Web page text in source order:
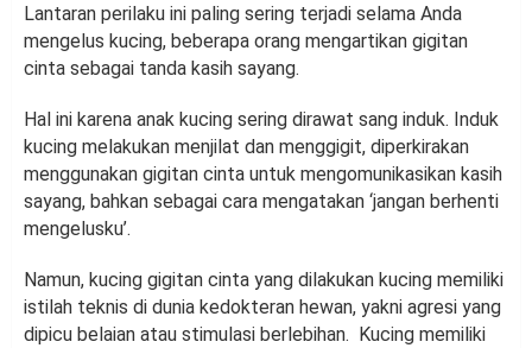
Lantaran perilaku ini paling sering terjadi selama Anda
mengelus kucing, beberapa orang mengartikan gigitan
cinta sebagai tanda kasih sayang.
Hal ini karena anak kucing sering dirawat sang induk. Induk
kucing melakukan menjilat dan menggigit, diperkirakan
menggunakan gigitan cinta untuk mengomunikasikan kasih
sayang, bahkan sebagai cara mengatakan ‘jangan berhenti
mengelusku’.
Namun, kucing gigitan cinta yang dilakukan kucing memiliki
istilah teknis di dunia kedokteran hewan, yakni agresi yang
dipicu belaian atau stimulasi berlebihan. Kucing memiliki